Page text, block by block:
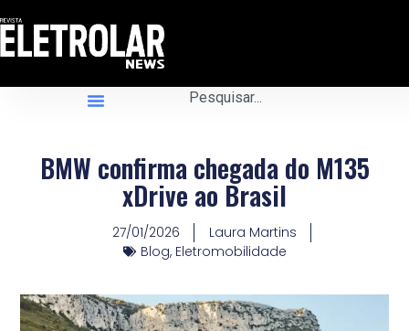
BMW confirma chegada do M135
xDrive ao Brasil
27/01/2026
Laura Martins
Blog, Eletromobilidade